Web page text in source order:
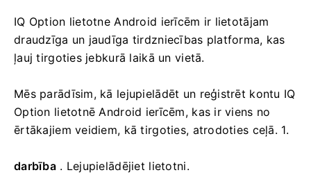
IQ Option lietotne Android ierīcēm ir lietotājam
draudzīga un jaudīga tirdzniecības platforma, kas
ļauj tirgoties jebkurā laikā un vietā.
Mēs parādīsim, kā lejupielādēt un reģistrēt kontu IQ
Option lietotnē Android ierīcēm, kas ir viens no
ērtākajiem veidiem, kā tirgoties, atrodoties ceļā. 1.
darbība. Lejupielādējiet lietotni.